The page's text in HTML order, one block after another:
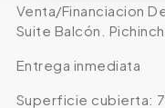
Venta/Financiacion
Suite Balcón.
Entrega inmediata
Superficie cubierta: